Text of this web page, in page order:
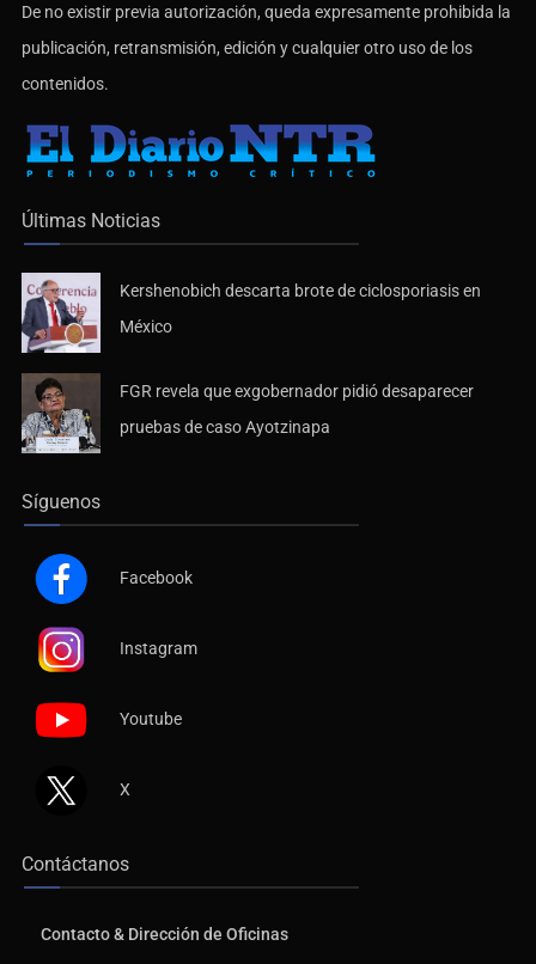
De no existir previa autorización, queda expresamente prohibida la
publicación, retransmisión, edición y cualquier otro uso de los
contenidos.
Últimas Noticias
Kershenobich descarta brote de ciclosporiasis en
México
FGR revela que exgobernador pidió desaparecer
pruebas de caso Ayotzinapa
Síguenos
Facebook
Instagram
Youtube
X
Contáctanos
Contacto & Dirección de Oficinas